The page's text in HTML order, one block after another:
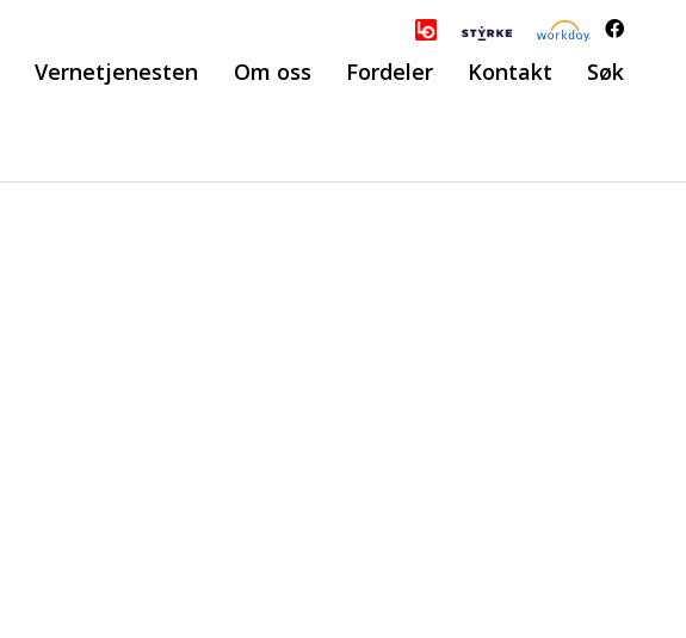
Vernetjenesten Om oss Fordeler Kontakt Søk